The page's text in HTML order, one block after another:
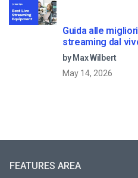
Guida alle
by Max Wilbert
May 14, 2026
FEATURES AREA